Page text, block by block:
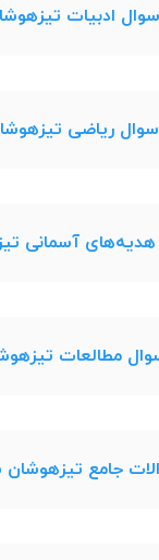
سوال ادبیات
سوال ریاضی
هدیه‌های آسمانی
مطالعات
جامع